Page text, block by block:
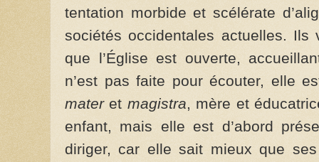
tentation morbide et scélérate
sociétés occidentales actuelles. Ils
que l’Église est ouverte,
n’est pas faite pour écouter, elle
materet magistra, mère et
enfant, mais elle est d’abord
diriger, car elle sait mieux que